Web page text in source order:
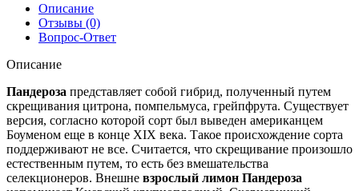
Описание
Отзывы (0)
Вопрос-Ответ
Описание
Пандероза представляет собой гибрид, полученный путем
скрещивания цитрона, помпельмуса, грейпфрута. Существует
версия, согласно которой сорт был выведен американцем
Боуменом еще в конце XIX века. Такое происхождение сорта
поддерживают не все. Считается, что скрещивание произошло
естественным путем, то есть без вмешательства
селекционеров. Внешне взрослый лимон Пандероза